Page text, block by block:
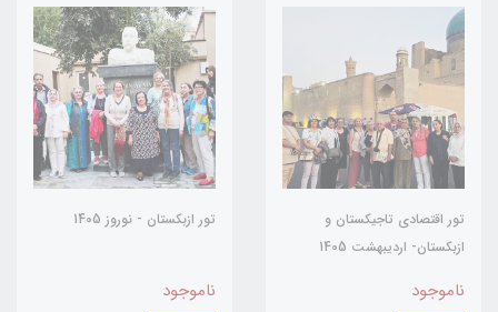
تور اقتصادی تاجیکستان و
ازبکستان- اردیبهشت 1405
ناموجود
تور ازبکستان - نوروز 1405
ناموجود